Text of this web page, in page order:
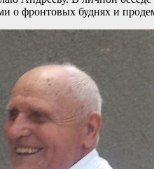
о фронтовых буднях и